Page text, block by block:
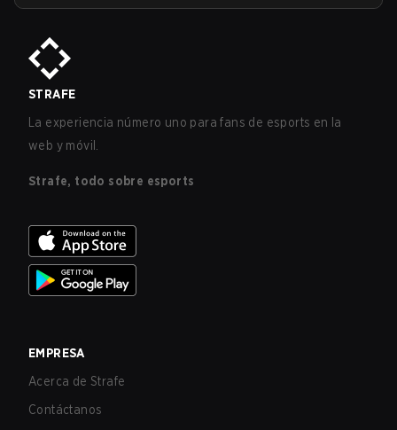
STRAFE
La experiencia número uno para fans de esports en la
web y móvil.
Strafe, todo sobre esports
EMPRESA
Acerca de Strafe
Contáctanos